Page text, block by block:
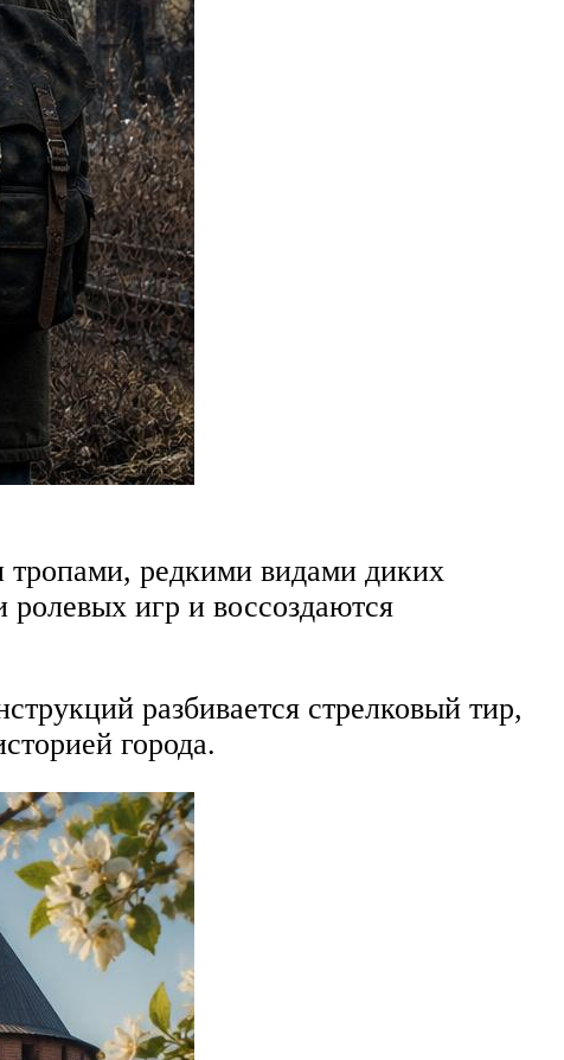
редкими видами диких
игр и воссоздаются
разбивается стрелковый тир,
города.